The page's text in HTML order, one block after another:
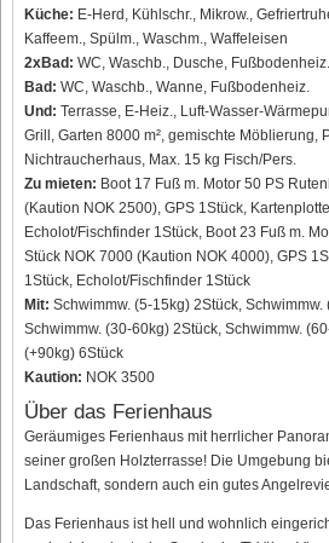
Küche: E-Herd, Kühlschr., Mikrow.,
Kaffeem., Spülm., Waschm., Waffeleisen
2xBad: WC, Waschb., Dusche, Fußbodenheiz.
Bad: WC, Waschb., Wanne, Fußbodenheiz.
Und: Terrasse, E-Heiz., Luft-Wasser-
Grill, Garten 8000 m², gemischte Möblierung,
Nichtraucherhaus, Max. 15 kg Fisch/Pers.
Zu mieten: Boot 17 Fuß m. Motor 50 PS
(Kaution NOK 2500), GPS 1Stück,
Echolot/Fischfinder 1Stück, Boot 23 Fuß m.
Stück NOK 7000 (Kaution NOK 4000), GPS
1Stück, Echolot/Fischfinder 1Stück
Mit: Schwimmw. (5-15kg) 2Stück, Schwimmw.
Schwimmw. (30-60kg) 2Stück, Schwimmw.
(+90kg) 6Stück
Kaution: NOK 3500
Über das Ferienhaus
Geräumiges Ferienhaus mit herrlicher
seiner großen Holzterrasse! Die Umgebung
Landschaft, sondern auch ein gutes
Das Ferienhaus ist hell und wohnlich